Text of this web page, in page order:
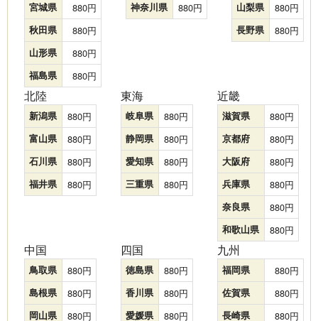
宮城県 880
秋田県 880
山形県 880
福島県 880
神奈川県 880 山梨県 880
長野県 880
北陸
新潟県 880
富山県 880
石川県 880
福井県 880
東海
岐阜県 880
静岡県 880
愛知県 880
三重県 880
近畿
滋賀県 880
京都府 880
大阪府 880
兵庫県 880
奈良県 880
和歌山県 880
中国
鳥取県 880
島根県 880
岡山県 880
四国
徳島県 880
香川県 880
愛媛県 880
九州
福岡県 880
佐賀県 880
長崎県 880